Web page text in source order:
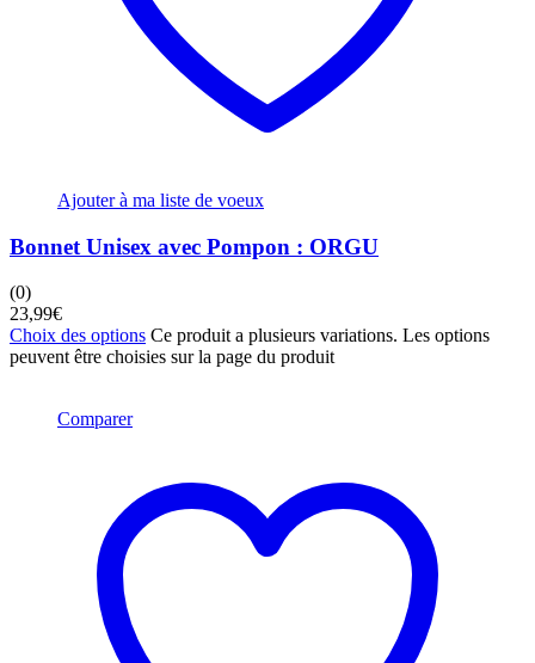
Ajouter à ma liste de voeux
Bonnet Unisex avec Pompon : ORGU
(0)
23,99€
Choix des options Ce produit a plusieurs variations. Les options
peuvent être choisies sur la page du produit
Comparer